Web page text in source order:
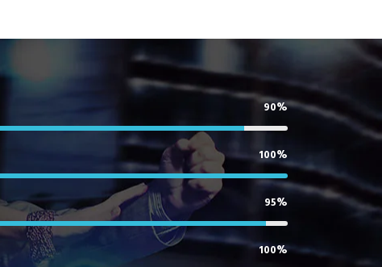
90%
100%
95%
100%